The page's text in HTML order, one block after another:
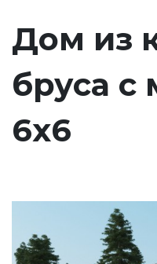
Дом из
бруса с
6х6